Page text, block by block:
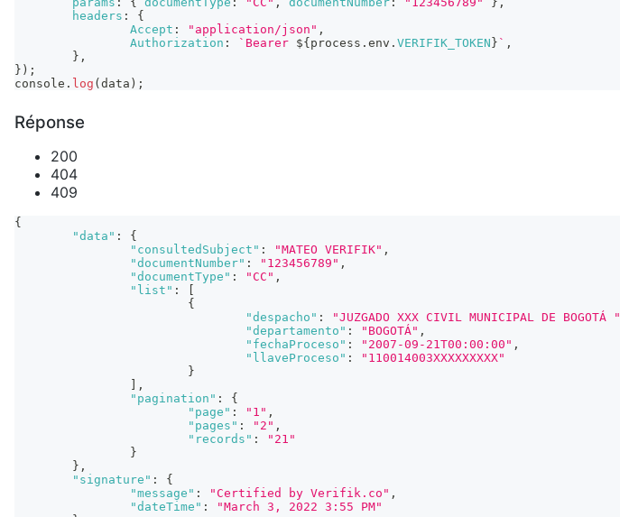
headers :
{
Accept : "application/json" ,
Authorization : ` Bearer ${ process . env . VERIFIK_TOKEN } ` ,
} ,
} ) ;
console . log ( data ) ;
Réponse
200
404
409
{
"data" :
{
"consultedSubject" : "MATEO VERIFIK" ,
"documentNumber" : "123456789" ,
"documentType" : "CC" ,
"list" :
{
"despacho" : "JUZGADO XXX CIVIL MUNICIPAL DE BOGOTÁ "
"departamento" : "BOGOTÁ" ,
"fechaProceso" : "2007-09-21T00:00:00" ,
"llaveProceso" :
"110014003XXXXXXXXX"
}
,
"pagination" :
{
"page" : "1" ,
"pages" : "2" ,
"records" :
"21"
}
} ,
"signature" :
{
"message" : "Certified by Verifik.co" ,
"dateTime" :
"March 3, 2022 3:55 PM"